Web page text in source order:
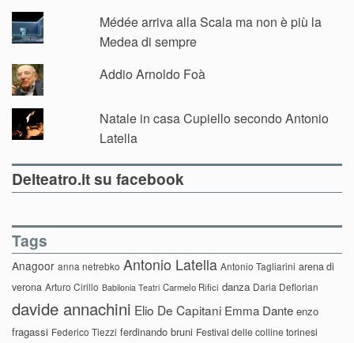
Médée arriva alla Scala ma non è più la
Medea di sempre
Addio Arnoldo Foà
Natale in casa Cupiello secondo Antonio
Latella
Delteatro.it su facebook
Tags
Anagoor anna netrebko Antonio Latella Antonio Tagliarini arena di
verona Arturo Cirillo Babilonia Teatri Carmelo Rifici danza Daria Deflorian
davide annachini Elio De Capitani Emma Dante enzo
fragassi Federico Tiezzi ferdinando bruni Festival delle colline torinesi